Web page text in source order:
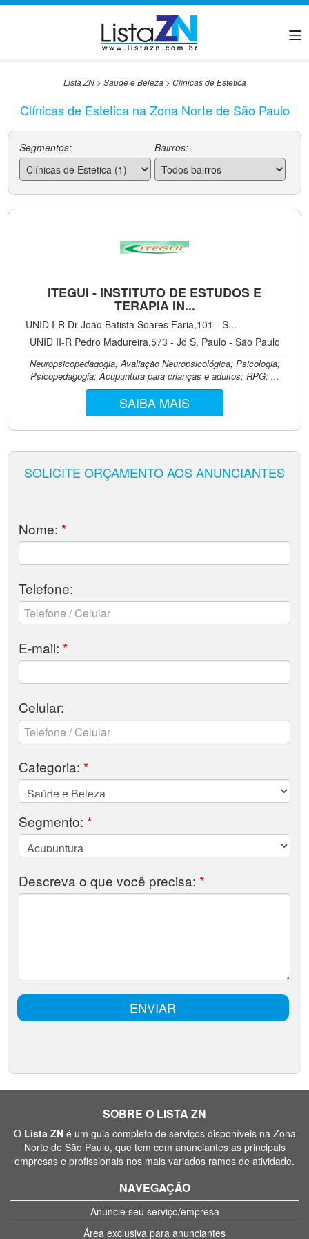
Lista ZN> Saúde e Beleza> Clínicas de Estetica
Clínicas de Estetica na Zona Norte de São Paulo
Segmentos: Bairros:
ITEGUI - INSTITUTO DE ESTUDOS E
TERAPIA IN...
UNID I-R Dr João Batista Soares Faria,101 - S...
UNID II-R Pedro Madureira,573 - Jd S. Paulo - São Paulo
Neuropsicopedagogia; Avaliação Neuropsicológica; Psicologia;
Psicopedagogia; Acupuntura para crianças e adultos; RPG; ...
SAIBA MAIS
SOBRE O LISTA ZN
O Lista ZNé um guia completo de serviços disponíveis na Zona
Norte de São Paulo, que tem com anunciantes as principais
empresas e profissionais nos mais variados ramos de atividade.
NAVEGAÇÃO
Anuncie seu serviço/empresa
Área exclusiva para anunciantes